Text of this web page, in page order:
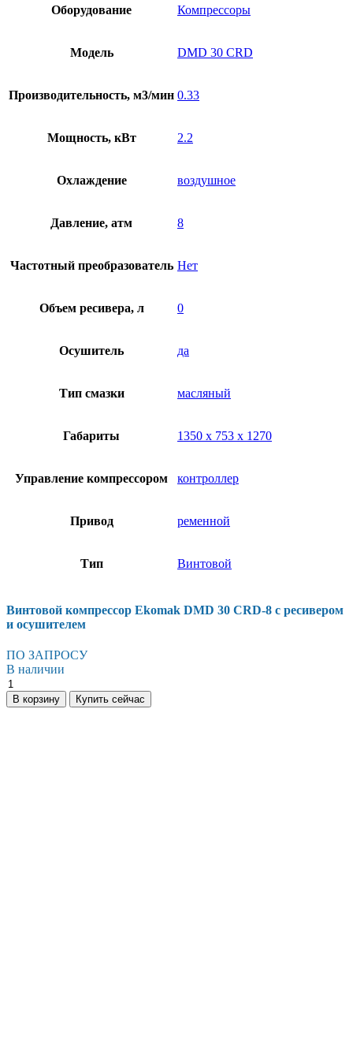
Оборудование Компрессоры
Модель DMD 30 CRD
Производительность, м3/мин 0.33
Мощность, кВт 2.2
Охлаждение воздушное
Давление, атм 8
Частотный преобразователь Нет
Объем ресивера, л 0
Осушитель да
Тип смазки масляный
Габариты 1350 х 753 х 1270
Управление компрессором контроллер
Привод ременной
Тип Винтовой
Винтовой компрессор Ekomak DMD 30 CRD-8 с ресивером
и осушителем
ПО ЗАПРОСУ
В наличии
Винтовой
компрессор
Ekomak
В корзину Купить сейчас